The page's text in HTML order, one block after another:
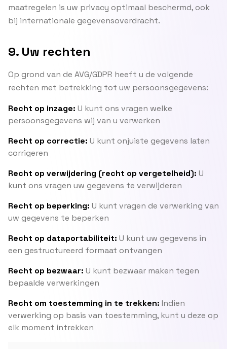
maatregelen is uw privacy optimaal beschermd, ook
bij internationale gegevensoverdracht.
9. Uw rechten
Op grond van de AVG/GDPR heeft u de volgende
rechten met betrekking tot uw persoonsgegevens:
Recht op inzage: U kunt ons vragen welke
persoonsgegevens wij van u verwerken
Recht op correctie: U kunt onjuiste gegevens laten
corrigeren
Recht op verwijdering (recht op vergetelheid): U
kunt ons vragen uw gegevens te verwijderen
Recht op beperking: U kunt vragen de verwerking van
uw gegevens te beperken
Recht op dataportabiliteit: U kunt uw gegevens in
een gestructureerd formaat ontvangen
Recht op bezwaar: U kunt bezwaar maken tegen
bepaalde verwerkingen
Recht om toestemming in te trekken: Indien
verwerking op basis van toestemming, kunt u deze op
elk moment intrekken